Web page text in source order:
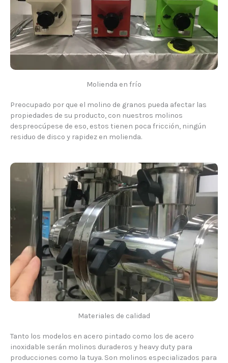
Molienda en frío
Preocupado por que el molino de granos pueda afectar las
propiedades de su producto, con nuestros molinos
despreocúpese de eso, estos tienen poca fricción, ningún
residuo de disco y rapidez en molienda.
Materiales de calidad
Tanto los modelos en acero pintado como los de acero
inoxidable serán molinos duraderos y heavy duty para
producciones como la tuya. Son molinos especializados para